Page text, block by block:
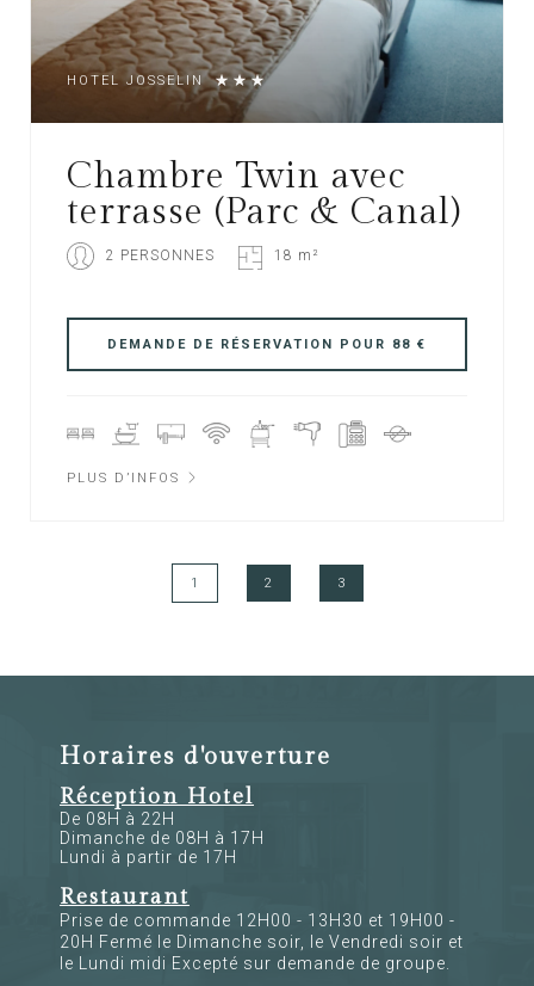
HOTEL JOSSELIN
Chambre Twin avec
terrasse (Parc & Canal)
2 PERSONNES 18 m²
PLUS D’INFOS
1 2 3
Horaires d'ouverture
Réception Hotel
De 08H à 22H
Dimanche de 08H à 17H
Lundi à partir de 17H
Restaurant
Prise de commande 12H00 - 13H30 et 19H00 -
20H Fermé le Dimanche soir, le Vendredi soir et
le Lundi midi Excepté sur demande de groupe.